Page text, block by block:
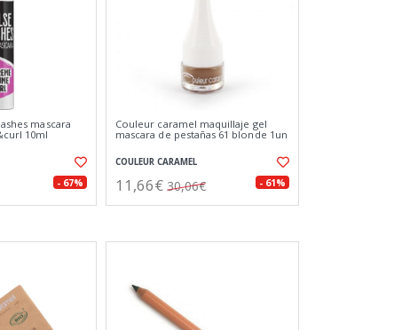
mascara
10ml
- 67%
Couleur caramel maquillaje gel
mascara de pestañas 61 blonde 1un
COULEUR CARAMEL
11,66€ 30,06€ - 61%